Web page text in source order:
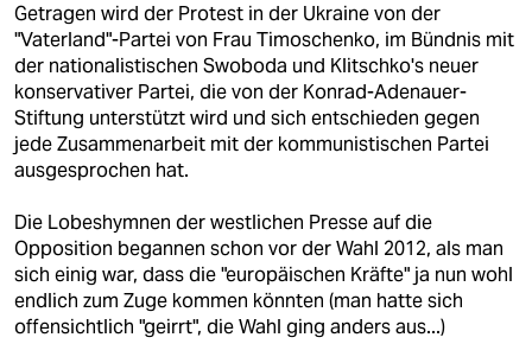
Getragen wird der Protest in der Ukraine von der
"Vaterland"-Partei von Frau Timoschenko, im Bündnis mit
der nationalistischen Swoboda und Klitschko's neuer
konservativer Partei, die von der Konrad-Adenauer-
Stiftung unterstützt wird und sich entschieden gegen
jede Zusammenarbeit mit der kommunistischen Partei
ausgesprochen hat.
Die Lobeshymnen der westlichen Presse auf die
Opposition begannen schon vor der Wahl 2012, als man
sich einig war, dass die "europäischen Kräfte" ja nun wohl
endlich zum Zuge kommen könnten (man hatte sich
offensichtlich "geirrt", die Wahl ging anders aus...)